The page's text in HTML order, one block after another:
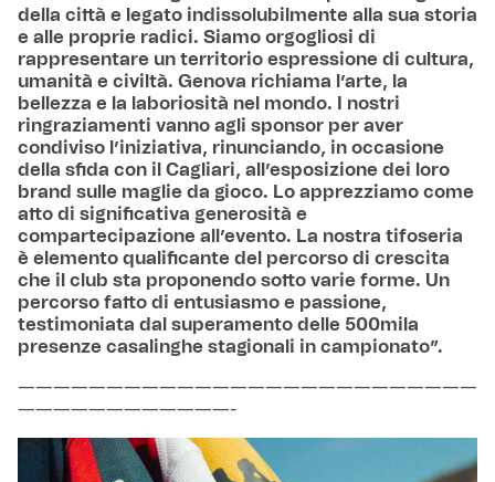
della città e legato indissolubilmente alla sua storia
e alle proprie radici. Siamo orgogliosi di
rappresentare un territorio espressione di cultura,
umanità e civiltà. Genova richiama l’arte, la
bellezza e la laboriosità nel mondo. I nostri
ringraziamenti vanno agli sponsor per aver
condiviso l’iniziativa, rinunciando, in occasione
della sfida con il Cagliari, all’esposizione dei loro
brand sulle maglie da gioco. Lo apprezziamo come
atto di significativa generosità e
compartecipazione all’evento. La nostra tifoseria
è elemento qualificante del percorso di crescita
che il club sta proponendo sotto varie forme. Un
percorso fatto di entusiasmo e passione,
testimoniata dal superamento delle 500mila
presenze casalinghe stagionali in campionato”.
——————————————————————————
————————————-